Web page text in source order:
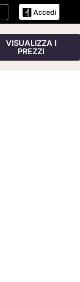
Accedi
VISUALIZZA I
PREZZI